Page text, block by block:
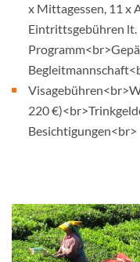
x Mittagessen, 11 x
Eintrittsgebühren lt.
220
Besichtigungen<br>